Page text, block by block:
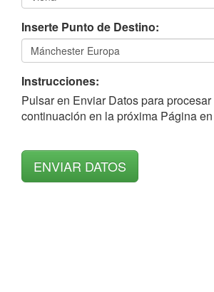
Inserte Punto de Destino:
Instrucciones:
Pulsar en Enviar Datos para
continuación en la próxima Página